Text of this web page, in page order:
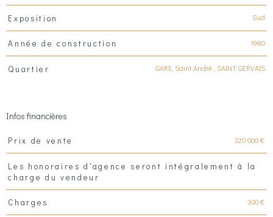
Exposition Sud
Année de construction 1980
Quartier GARE, Saint André , SAINT GERVAIS
Infos financières
Caractéristiques Valeurs
Prix de vente 320 000 €
Les honoraires d'agence seront intégralement à la
charge du vendeur
Charges 300 €